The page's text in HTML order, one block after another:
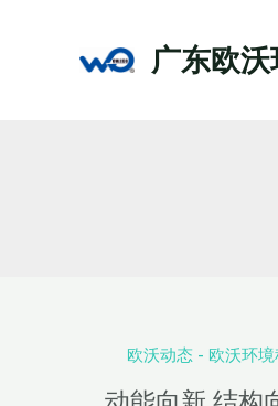
广东欧
欧沃动态- 欧沃环